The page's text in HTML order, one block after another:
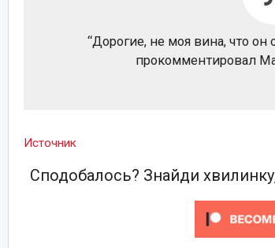
“Дорогие, не моя вина, что он
прокомментировал
Источник
Сподобалось? Знайди